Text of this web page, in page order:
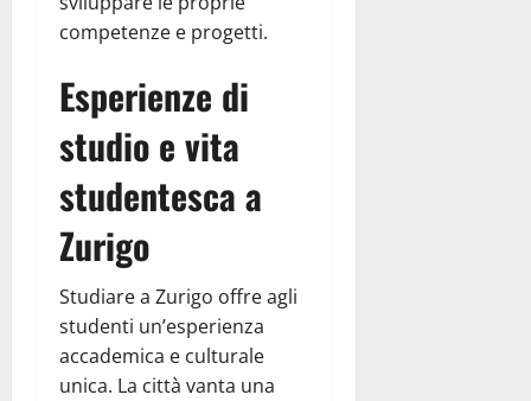
competenze e progetti.
Esperienze di
studio e vita
studentesca a
Zurigo
Studiare a Zurigo offre agli
studenti un’esperienza
accademica e culturale
unica. La città vanta una